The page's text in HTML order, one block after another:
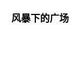
风暴下的广场